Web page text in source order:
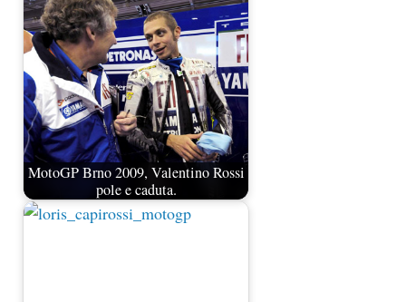
MotoGP Brno 2009, Valentino Rossi
pole e caduta.